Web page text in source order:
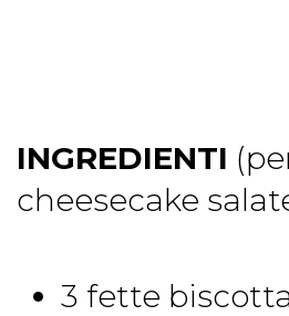
INGREDIENTI
cheesecake
3 fette